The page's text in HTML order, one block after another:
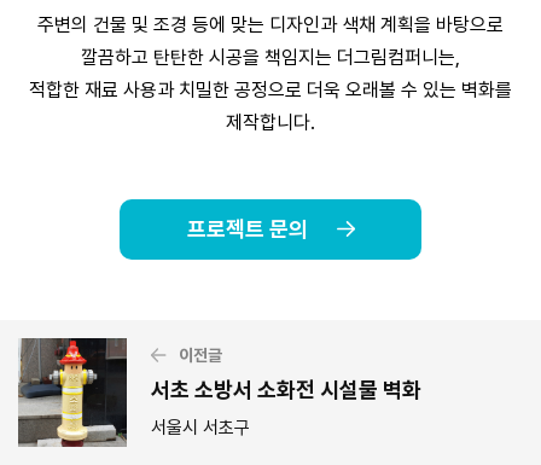
주변의 건물 및 조경 등에 맞는 디자인과 색채 계획을 바탕으로
깔끔하고 탄탄한 시공을 책임지는 더그림컴퍼니는,
적합한 재료 사용과 치밀한 공정으로 더욱 오래볼 수 있는 벽화를
제작합니다.
프로젝트 문의
이전글
서초 소방서 소화전 시설물 벽화
서울시 서초구